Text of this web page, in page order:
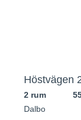
Höstvägen
2 rum
Dalbo